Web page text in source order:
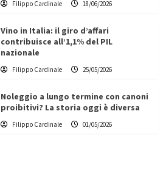
Filippo Cardinale 18/06/2026
Vino in Italia: il giro d’affari
contribuisce all’1,1% del PIL
nazionale
Filippo Cardinale 25/05/2026
Noleggio a lungo termine con canoni
proibitivi? La storia oggi è diversa
Filippo Cardinale 01/05/2026